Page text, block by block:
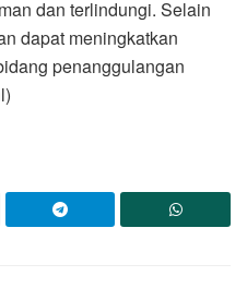
dan terlindungi. Selain
dapat meningkatkan
penanggulangan